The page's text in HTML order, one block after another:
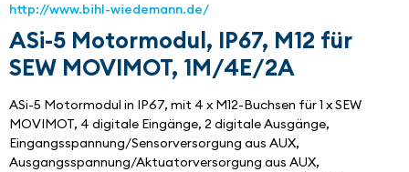
http://www.bihl-wiedemann.de/
ASi-5 Motormodul, IP67, M12 für
SEW MOVIMOT, 1M/4E/2A
ASi-5 Motormodul in IP67, mit 4 x M12-Buchsen für 1 x SEW
MOVIMOT, 4 digitale Eingänge, 2 digitale Ausgänge,
Eingangsspannung/Sensorversorgung aus AUX,
Ausgangsspannung/Aktuatorversorgung aus AUX,